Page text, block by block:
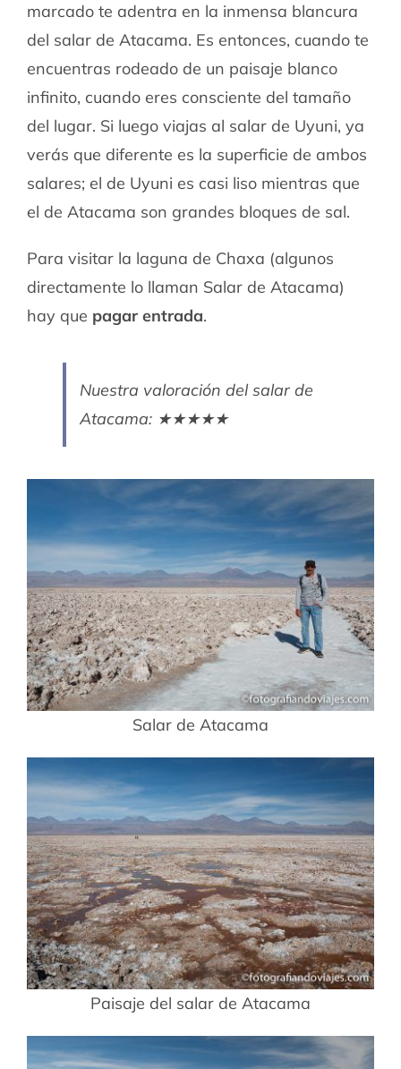
marcado te adentra en la inmensa blancura
del salar de Atacama. Es entonces, cuando te
encuentras rodeado de un paisaje blanco
infinito, cuando eres consciente del tamaño
del lugar. Si luego viajas al salar de Uyuni, ya
verás que diferente es la superficie de ambos
salares; el de Uyuni es casi liso mientras que
el de Atacama son grandes bloques de sal.
Para visitar la laguna de Chaxa (algunos
directamente lo llaman Salar de Atacama)
hay que pagar entrada.
Nuestra valoración del salar de
Atacama: ★★★★★
Salar de Atacama
Paisaje del salar de Atacama